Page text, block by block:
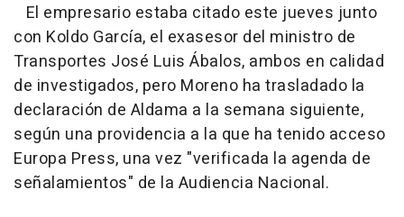
El empresario estaba citado este jueves junto
con Koldo García, el exasesor del ministro de
Transportes José Luis Ábalos, ambos en calidad
de investigados, pero Moreno ha trasladado la
declaración de Aldama a la semana siguiente,
según una providencia a la que ha tenido acceso
Europa Press, una vez "verificada la agenda de
señalamientos" de la Audiencia Nacional.